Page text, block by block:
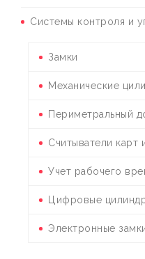
Системы контроля и
Замки
Механические
Периметральный
Считыватели карт
Учет рабочего
Цифровые
Электронные